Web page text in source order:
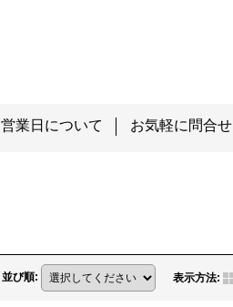
営業日について お気軽に問合せ
並び順: 表示方法: